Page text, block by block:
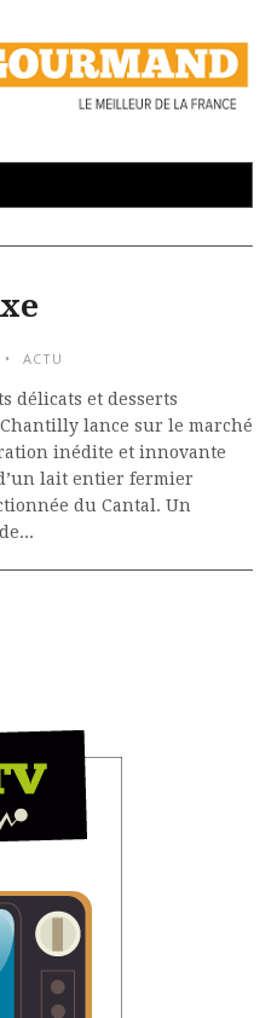
ACTU
délicats et desserts
lance sur le marché
inédite et innovante
lait entier fermier
du Cantal. Un